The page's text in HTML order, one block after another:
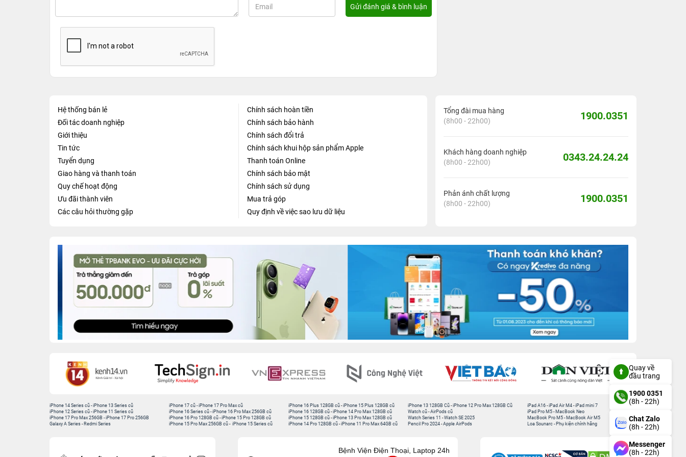
Hệ thống bán lẻ
Đối tác doanh nghiệp
Giới thiệu
Tin tức
Tuyển dụng
Giao hàng và thanh toán
Quy chế hoạt động
Ưu đãi thành viên
Các câu hỏi thường gặp
Chính sách hoàn tiền
Chính sách bảo hành
Chính sách đổi trả
Chính sách khui hộp sản phẩm Apple
Thanh toán Online
Chính sách bảo mật
Chính sách sử dụng
Mua trả góp
Quy định về việc sao lưu dữ liệu
Tổng đài mua hàng
(8h00 - 22h00)
1900.0351
Khách hàng doanh nghiệp
(8h00 - 22h00)
0343.24.24.24
Phản ánh chất lượng
(8h00 - 22h00)
1900.0351
iPhone 14 Series cũ -iPhone 13 Series cũ
iPhone 12 Series cũ -iPhone 11 Series cũ
iPhone 17 Pro Max 256GB -iPhone 17 Pro 256GB
Galaxy A Series - Redmi Series
iPhone 17 cũ -iPhone 17 Pro Max cũ
iPhone 16 Series cũ - iPhone 16 Pro Max 256GB cũ
iPhone 16 Pro 128GB cũ -iPhone 15 Pro 128GB cũ
iPhone 15 Pro Max 256GB cũ - iPhone 15 Series cũ
iPhone 16 Plus 128GB cũ -iPhone 15 Plus 128GB cũ
iPhone 16 128GB cũ -iPhone 14 Pro Max 128GB cũ
iPhone 15 128GB cũ -iPhone 13 Pro Max 128GB cũ
iPhone 14 Pro 128GB cũ -iPhone 11 Pro Max 64GB cũ
iPhone 13 128GB Cũ -iPhone 12 Pro Max 128GB Cũ
Watch cũ -AirPods cũ
Watch Series 11 -Watch SE 2025
Pencil Pro 2024 -Apple AirPods
iPad A16 -iPad Air M4 -iPad mini 7
iPad Pro M5 - MacBook Neo
MacBook Pro M5 - MacBook Air M5
Loa Sounarc - Phụ kiện chính hãng
Bệnh Viện Điện Thoại, Laptop 24h
Quay về
đầu trang
1900 0351
(8h - 22h)
Chat Zalo
(8h - 22h)
Messenger
(8h - 22h)